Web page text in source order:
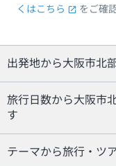
くはこちら
をご確
出発地から大阪市北
旅行日数から大阪市
す
テーマから旅行・ツ